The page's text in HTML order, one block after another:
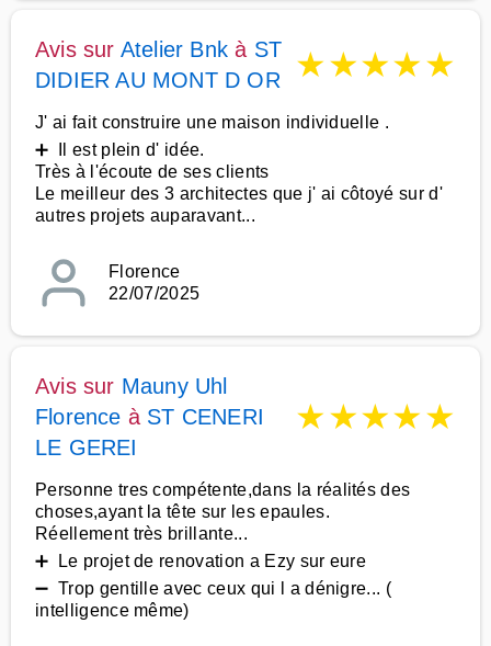
Avis sur Atelier Bnk à ST
DIDIER AU MONT D OR
★★★★★
J' ai fait construire une maison individuelle .
➕ Il est plein d' idée.
Très à l'écoute de ses clients
Le meilleur des 3 architectes que j' ai côtoyé sur d'
autres projets auparavant...
Florence
22/07/2025
Avis sur Mauny Uhl
Florence à ST CENERI
LE GEREI
★★★★★
Personne tres compétente,dans la réalités des
choses,ayant la tête sur les epaules.
Réellement très brillante...
➕ Le projet de renovation a Ezy sur eure
➖ Trop gentille avec ceux qui l a dénigre... (
intelligence même)